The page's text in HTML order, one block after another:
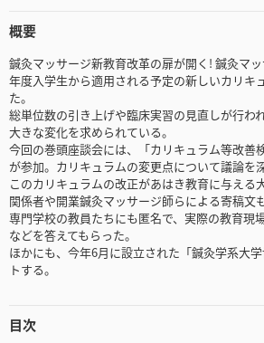
概要
鍼灸マッサージ新教育改革の扉が開く! 鍼灸マ
年度入学生から適用される予定の新しいカリキ
た。
総単位数の引き上げや臨床実習の見直しが行わ
大きな変化を求められている。
今回の巻頭座談会には、「カリキュラム等改善
が参加。カリキュラムの変更点について議論を
このカリキュラムの改正があはき教育に与える
関係者や開業鍼灸マッサージ師らによる寄稿文
専門学校の教員たちにも匿名で、実際の教育現
などを答えてもらった。
ほかにも、今年6月に設立された「鍼灸学系大
トする。
目次